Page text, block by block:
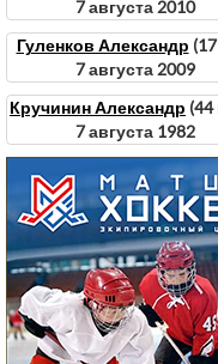
7 августа 2010
Гуленков Александр
7 августа 2009
Кручинин Александр (44
7 августа 1982